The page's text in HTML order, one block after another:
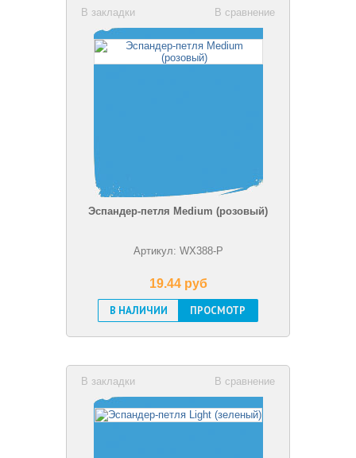
В сравнение
В закладки
Эспандер-петля Medium (розовый)
Артикул: WX388-P
19.44 pуб
В НАЛИЧИИ
ПРОСМОТР
В сравнение
В закладки